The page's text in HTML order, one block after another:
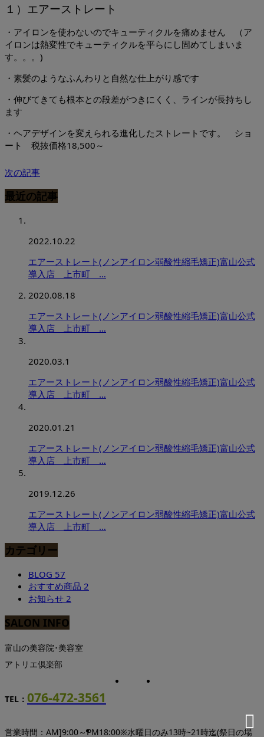
１）エアーストレート
・アイロンを使わないのでキューティクルを痛めません （ア
イロンは熱変性でキューティクルを平らにし固めてしまいま
す。。。)
・素髪のようなふんわりと自然な仕上がり感です
・伸びてきても根本との段差がつきにくく、ラインが長持ちし
ます
・ヘアデザインを変えられる進化したストレートです。 ショ
ート 税抜価格18,500～
次の記事
最近の記事
2022.10.22
エアーストレート(ノンアイロン弱酸性縮毛矯正)富山公式
導入店 上市町 …
2020.08.18
エアーストレート(ノンアイロン弱酸性縮毛矯正)富山公式
導入店 上市町 …
2020.03.1
エアーストレート(ノンアイロン弱酸性縮毛矯正)富山公式
導入店 上市町 …
2020.01.21
エアーストレート(ノンアイロン弱酸性縮毛矯正)富山公式
導入店 上市町 …
2019.12.26
エアーストレート(ノンアイロン弱酸性縮毛矯正)富山公式
導入店 上市町 …
カテゴリー
BLOG 57
おすすめ商品 2
お知らせ 2
SALON INFO
富山の美容院･美容室
アトリエ倶楽部
TEL： 076-472-3561
営業時間：AM]9:00～PM18:00※水曜日のみ13時~21時迄(祭日の場